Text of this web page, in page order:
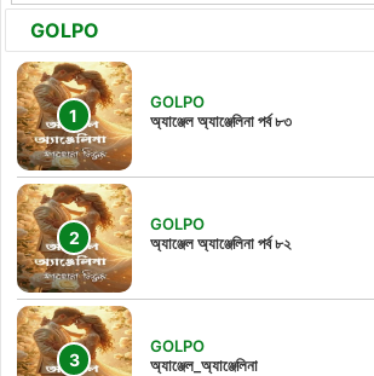
GOLPO
GOLPO
অ্যাঞ্জেল অ্যাঞ্জেলিনা পর্ব ৮৩
GOLPO
অ্যাঞ্জেল অ্যাঞ্জেলিনা পর্ব ৮২
GOLPO
অ্যাঞ্জেল_অ্যাঞ্জেলিনা